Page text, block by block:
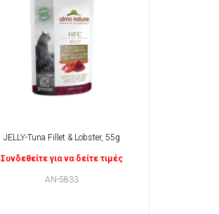
JELLY-Tuna Fillet & Lobster, 55g
Συνδεθείτε για να δείτε τιμές
AN-5833